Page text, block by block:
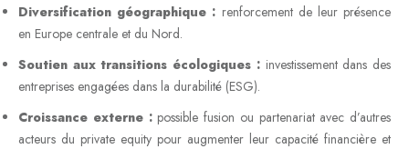
Diversification géographique : renforcement de leur présence
en Europe centrale et du Nord.
Soutien aux transitions écologiques :investissement dans des
entreprises engagées dans la durabilité (ESG).
Croissance externe :possible fusion ou partenariat avec d’autres
acteurs du private equity pour augmenter leur capacité financière et